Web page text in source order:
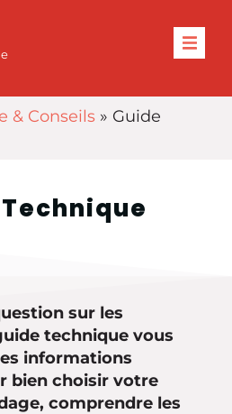
& Conseils » Guide
sur les
technique vous
informations
bien choisir votre
comprendre les